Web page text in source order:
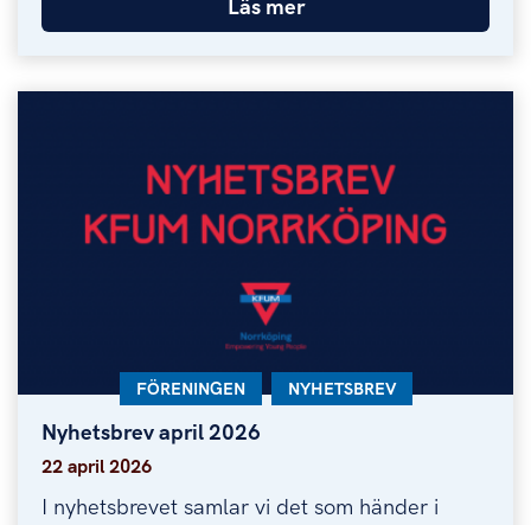
Läs mer
Nyhetsbrev april 2026
Nyhetsbrev april 2026
KATEGORI:
FÖRENINGEN KATEGORI:
NYHETSBREV
22 april 2026
I nyhetsbrevet samlar vi det som händer i